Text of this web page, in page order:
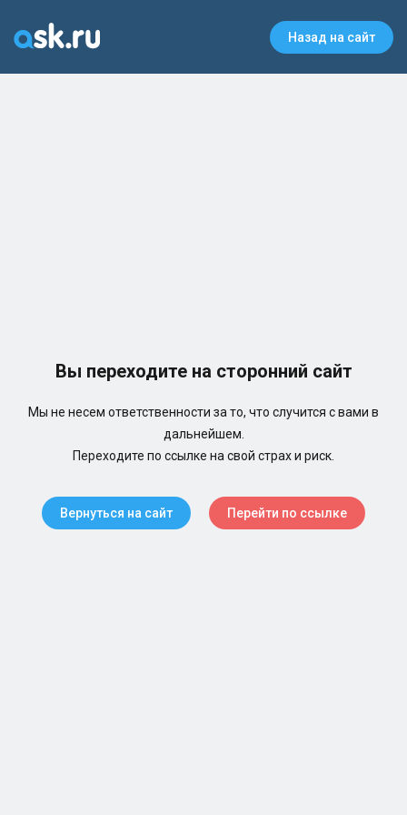
Назад на сайт
Вы переходите на сторонний сайт
Мы не несем ответственности за то, что случится с вами в
дальнейшем.
Переходите по ссылке на свой страх и риск.
Вернуться на сайт Перейти по ссылке